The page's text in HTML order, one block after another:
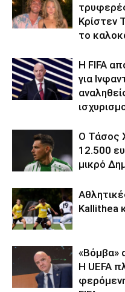
Κρίστεν
το
Η FIFA
για
Ο Τάσος
12.500
μικρό
Kallithea
«Βόμβα»
Η UEFA